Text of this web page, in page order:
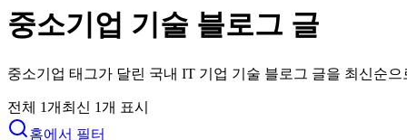
중소기업 기술 블로그 글
중소기업 태그가 달린 국내 IT 기업 기술 블로그 글을 최신순으
전체 1개 최신 1개 표시
홈에서 필터